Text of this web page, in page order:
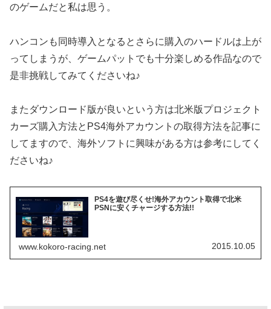
のゲームだと私は思う。
ハンコンも同時導入となるとさらに購入のハードルは上が
ってしまうが、ゲームパットでも十分楽しめる作品なので
是非挑戦してみてくださいね♪
またダウンロード版が良いという方は北米版プロジェクト
カーズ購入方法とPS4海外アカウントの取得方法を記事に
してますので、海外ソフトに興味がある方は参考にしてく
ださいね♪
PS4を遊び尽くせ!海外アカウント取得で北米
PSNに安くチャージする方法!!
www.kokoro-racing.net 2015.10.05